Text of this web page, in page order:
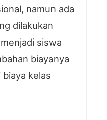
namun ada
dilakukan
siswa
biayanya
biaya kelas